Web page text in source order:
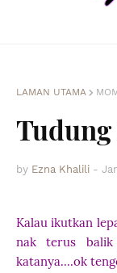
LAMAN UTAMA
by Ezna Khalili -
Kalau ikutkan
nak terus
katanya....ok